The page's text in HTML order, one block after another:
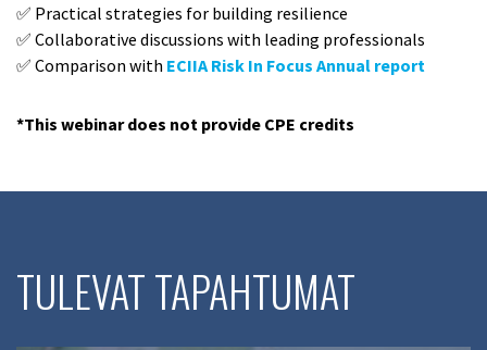
✅ Practical strategies for building resilience
✅ Collaborative discussions with leading professionals
✅ Comparison with ECIIA Risk In Focus Annual report
*This webinar does not provide CPE credits
TULEVAT TAPAHTUMAT